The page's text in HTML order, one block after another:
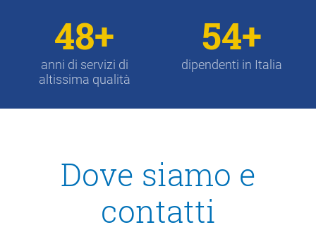
48+
anni di servizi di
altissima qualità
54+
dipendenti in Italia
Dove siamo e
contatti